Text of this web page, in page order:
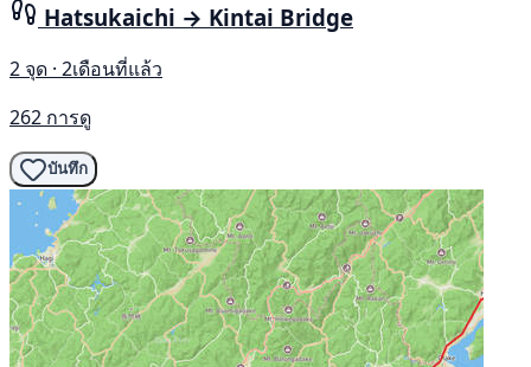
Hatsukaichi → Kintai Bridge
2 จุด · 2เดือนที่แล้ว
262 การดู
บันทึก